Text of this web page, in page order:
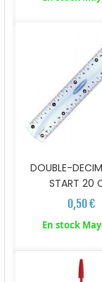
DOUBLE-
START 20
0,50 €
En stock